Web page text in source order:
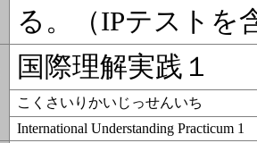
る。（IPテストを
国際理解実践１
こくさいりかいじっせんいち
International Understanding Practicum 1